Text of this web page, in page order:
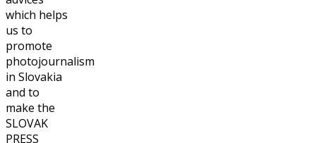
which helps
us to
promote
photojournalism
in Slovakia
and to
make the
SLOVAK
PRESS